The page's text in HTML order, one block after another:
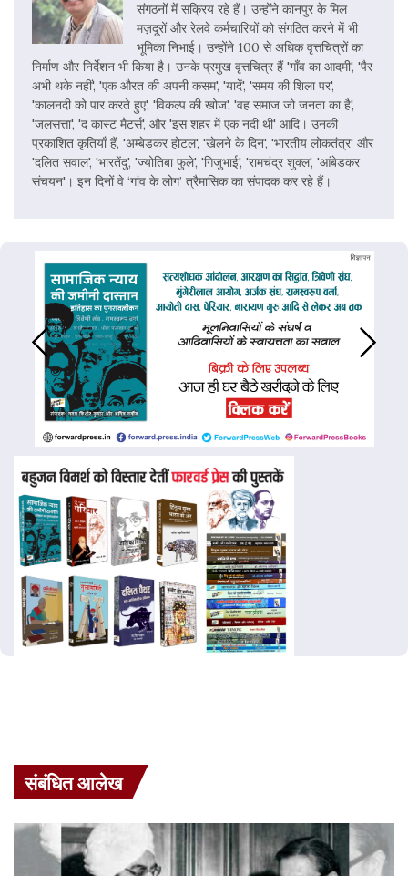
संगठनों में सक्रिय रहे हैं। उन्होंने कानपुर के मिल
मज़दूरों और रेलवे कर्मचारियों को संगठित करने में भी
भूमिका निभाई। उन्होंने 100 से अधिक वृत्तचित्रों का
निर्माण और निर्देशन भी किया है। उनके प्रमुख वृत्तचित्र हैं 'गाँव का आदमी', 'पैर
अभी थके नहीं', 'एक औरत की अपनी कसम', 'यादें', 'समय की शिला पर',
'कालनदी को पार करते हुए', 'विकल्प की खोज', 'वह समाज जो जनता का है',
'जलसत्ता', 'द कास्ट मैटर्स', और 'इस शहर में एक नदी थी' आदि। उनकी
प्रकाशित कृतियाँ हैं, 'अम्बेडकर होटल', 'खेलने के दिन', 'भारतीय लोकतंत्र' और
'दलित सवाल', 'भारतेंदु', 'ज्योतिबा फुले', 'गिजुभाई', 'रामचंद्र शुक्ल', 'आंबेडकर
संचयन'। इन दिनों वे ‘गांव के लोग’ त्रैमासिक का संपादक कर रहे हैं।
संबंधित आलेख